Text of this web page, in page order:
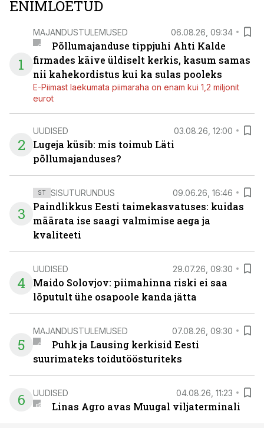
ENIMLOETUD
1
MAJANDUSTULEMUSED 06.08.26, 09:34
Põllumajanduse tippjuhi Ahti Kalde
firmades käive üldiselt kerkis, kasum samas
nii kahekordistus kui ka sulas pooleks
E-Piimast laekumata piimaraha on enam kui 1,2 miljonit
eurot
2
UUDISED 03.08.26, 12:00
Lugeja küsib: mis toimub Läti
põllumajanduses?
3
ST SISUTURUNDUS 09.06.26, 16:46
Paindlikkus Eesti taimekasvatuses: kuidas
määrata ise saagi valmimise aega ja
kvaliteeti
4
UUDISED 29.07.26, 09:30
Maido Solovjov: piimahinna riski ei saa
lõputult ühe osapoole kanda jätta
5
MAJANDUSTULEMUSED 07.08.26, 09:30
Puhk ja Lausing kerkisid Eesti
suurimateks toidutöösturiteks
6 UUDISED 04.08.26, 11:23
Linas Agro avas Muugal viljaterminali